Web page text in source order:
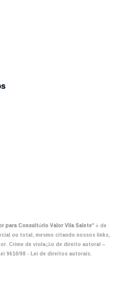
para Consultório Valor Vila Salete" é de
ou total, mesmo citando nossos links,
Crime de violação de direito autoral –
9610/98 - Lei de direitos autorais.